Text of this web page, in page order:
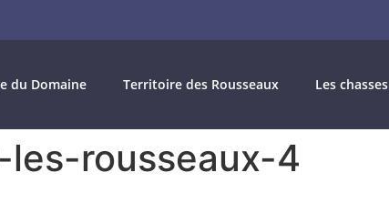
du Domaine Territoire des Rousseaux Les chasses
rousseaux-4